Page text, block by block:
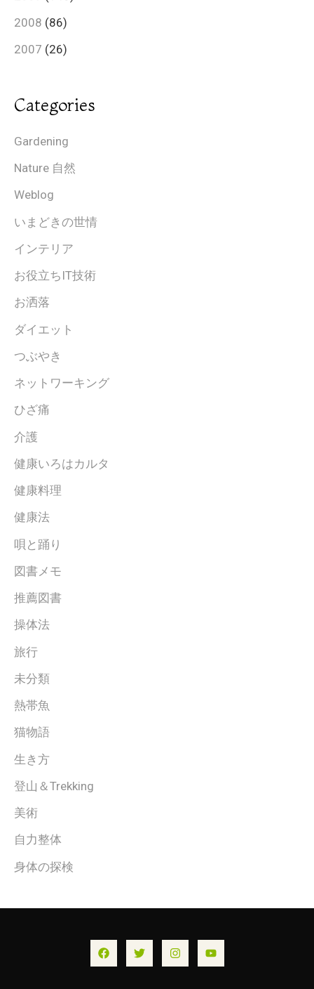
2008 (86)
2007 (26)
Categories
Gardening
Nature 自然
Weblog
いまどきの世情
インテリア
お役立ちIT技術
お洒落
ダイエット
つぶやき
ネットワーキング
ひざ痛
介護
健康いろはカルタ
健康料理
健康法
唄と踊り
図書メモ
推薦図書
操体法
旅行
未分類
熱帯魚
猫物語
生き方
登山＆Trekking
美術
自力整体
身体の探検